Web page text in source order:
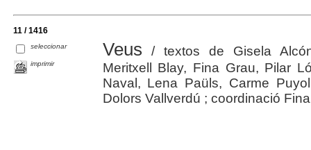
11 / 1416
seleccionar
imprimir
Veus / textos de Gisela
Meritxell Blay, Fina Grau, Pilar
Naval, Lena Paüls, Carme
Dolors Vallverdú ; coordinació